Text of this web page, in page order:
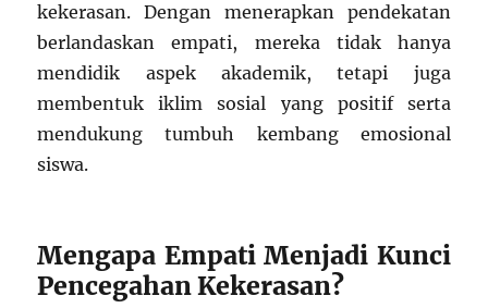
kekerasan. Dengan menerapkan pendekatan
berlandaskan empati, mereka tidak hanya
mendidik aspek akademik, tetapi juga
membentuk iklim sosial yang positif serta
mendukung tumbuh kembang emosional
siswa.
Mengapa Empati Menjadi Kunci
Pencegahan Kekerasan?